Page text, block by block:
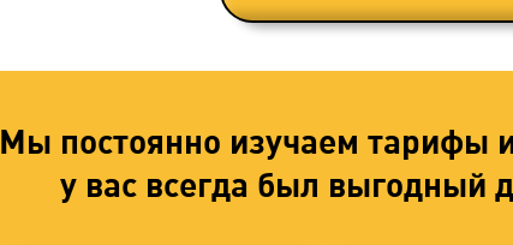
Мы постоянно изучаем тарифы
у вас всегда был выгодный